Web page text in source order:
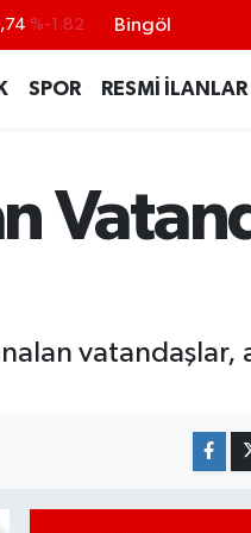
%0.02
%0
Bingöl
SPOR RESMİ İLANLAR
vatandaşlar,